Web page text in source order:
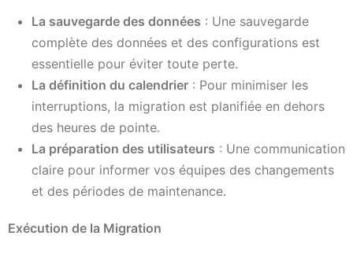
La sauvegarde des données : Une sauvegarde
complète des données et des configurations est
essentielle pour éviter toute perte.
La définition du calendrier : Pour minimiser les
interruptions, la migration est planifiée en dehors
des heures de pointe.
La préparation des utilisateurs : Une communication
claire pour informer vos équipes des changements
et des périodes de maintenance.
Exécution de la Migration